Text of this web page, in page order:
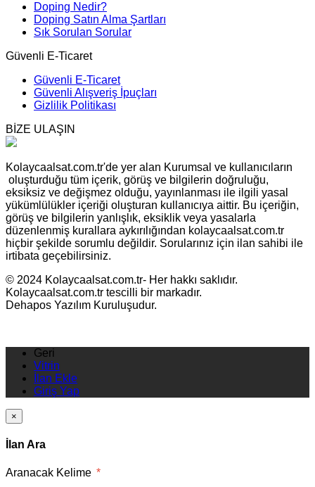
Doping Nedir?
Doping Satın Alma Şartları
Sık Sorulan Sorular
Güvenli E-Ticaret
Güvenli E-Ticaret
Güvenli Alışveriş İpuçları
Gizlilik Politikası
BİZE ULAŞIN
Kolaycaalsat.com.tr'de yer alan Kurumsal ve kullanıcıların
oluşturduğu tüm içerik, görüş ve bilgilerin doğruluğu,
eksiksiz ve değişmez olduğu, yayınlanması ile ilgili yasal
yükümlülükler içeriği oluşturan kullanıcıya aittir. Bu içeriğin,
görüş ve bilgilerin yanlışlık, eksiklik veya yasalarla
düzenlenmiş kurallara aykırılığından kolaycaalsat.com.tr
hiçbir şekilde sorumlu değildir. Sorularınız için ilan sahibi ile
irtibata geçebilirsiniz.
© 2024 Kolaycaalsat.com.tr- Her hakkı saklıdır.
Kolaycaalsat.com.tr tescilli bir markadır.
Dehapos Yazılım Kuruluşudur.
Geri
Vitrin
İlan Ekle
Giriş Yap
×
İlan Ara
Aranacak Kelime *